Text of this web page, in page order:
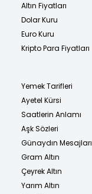
Altın Fiyatları
Dolar Kuru
Euro Kuru
Kripto Para Fiyatları
Yemek Tarifleri
Ayetel Kürsi
Saatlerin Anlamı
Aşk Sözleri
Günaydın Mesajları
Gram Altın
Çeyrek Altın
Yarım Altın